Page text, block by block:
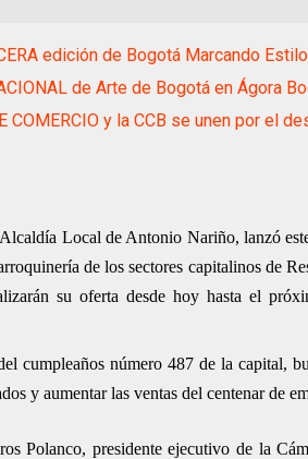
edición de Bogotá Marcando Estilo
de Arte de Bogotá en Ágora
COMERCIO y la CCB se unen por el
Local de Antonio Nariño, lanzó
de los sectores capitalinos de
su oferta desde hoy hasta el
cumpleaños número 487 de la capital,
y aumentar las ventas del centenar de
Polanco, presidente ejecutivo de la